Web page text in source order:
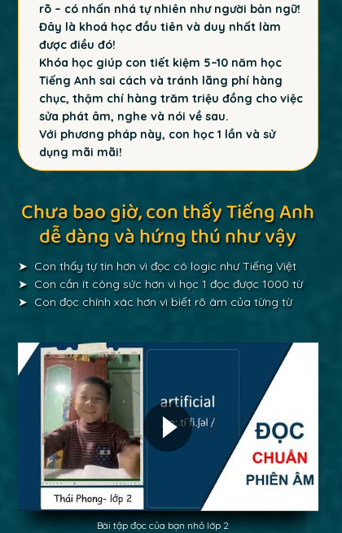
rõ – có nhấn nhá tự nhiên như người bản ngữ!
Đây là khoá học đầu tiên và duy nhất làm
được điều đó!
Khóa học giúp con tiết kiệm 5–10 năm học
Tiếng Anh sai cách và tránh lãng phí hàng
chục, thậm chí hàng trăm triệu đồng cho việc
sửa phát âm, nghe và nói về sau.
Với phương pháp này, con học 1 lần và sử
dụng mãi mãi!
Chưa bao giờ, con thấy Tiếng Anh
dễ dàng và hứng thú như vậy
➤ Con thấy tự tin hơn vì đọc có logic như Tiếng Việt
➤ Con cần ít công sức hơn vì học 1 đọc được 1000 từ
➤ Con đọc chính xác hơn vì biết rõ âm của từng từ
Bài tập đọc của bạn nhỏ lớp 2